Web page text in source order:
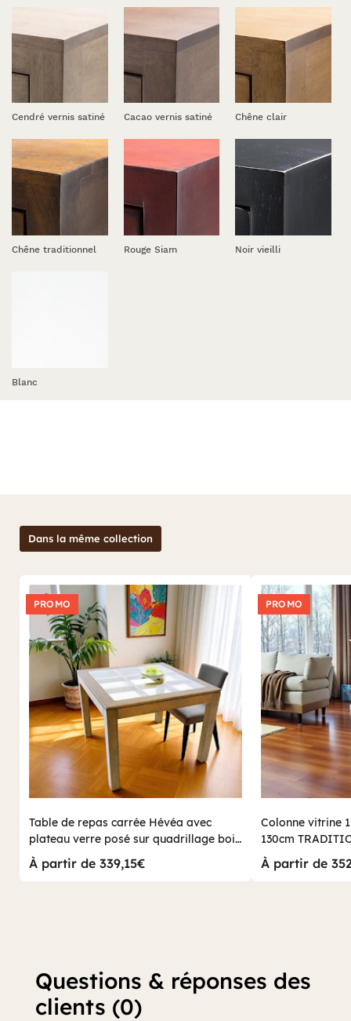
Cendré vernis satiné Cacao vernis satiné Chêne clair
Chêne traditionnel Rouge Siam Noir vieilli
Blanc
Dans la même collection
PROMO
Table de repas carrée Hévéa avec
plateau verre posé sur quadrillage bois
100x100x76cm HELENA
À partir de 339,15€
PROMO
Colonne vitrine
130cm
À partir de
Questions & réponses des
clients (0)